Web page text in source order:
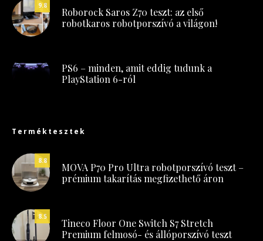
9.8
Roborock Saros Z70 teszt: az első
robotkaros robotporszívó a világon!
PS6 – minden, amit eddig tudunk a
PlayStation 6-ról
Terméktesztek
8.8
MOVA P70 Pro Ultra robotporszívó teszt –
prémium takarítás megfizethető áron
8.5
Tineco Floor One Switch S7 Stretch
Premium felmosó- és állóporszívó teszt